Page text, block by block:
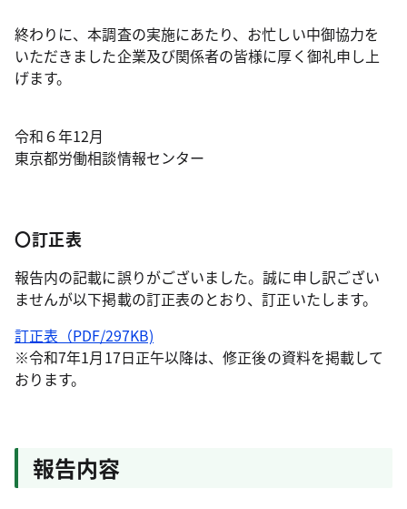
終わりに、本調査の実施にあたり、お忙しい中御協力を
いただきました企業及び関係者の皆様に厚く御礼申し上
げます。
令和６年12月
東京都労働相談情報センター
〇訂正表
報告内の記載に誤りがございました。誠に申し訳ござい
ませんが以下掲載の訂正表のとおり、訂正いたします。
訂正表（PDF/297KB)
※令和7年1月17日正午以降は、修正後の資料を掲載して
おります。
報告内容